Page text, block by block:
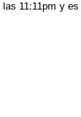
11:11pm y